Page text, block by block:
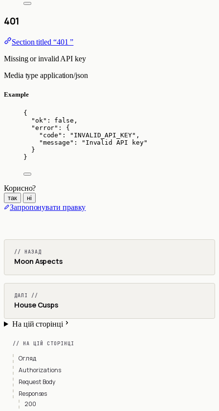
401
Section titled “401 ”
Missing or invalid API key
Media type application/json
Example
{
"ok" : false ,
"error" : {
"code" : " INVALID_API_KEY" ,
"message" : " Invalid API key"
}
}
Корисно?
так ні
Запропонувати правку
// НАЗАД
Moon Aspects
ДАЛІ //
House Cusps
На цій сторінці
// НА ЦІЙ СТОРІНЦІ
Огляд
Authorizations
Request Body
Responses
200